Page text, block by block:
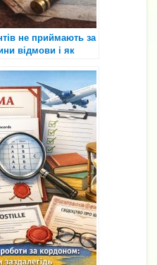
не приймають за
відмови і як